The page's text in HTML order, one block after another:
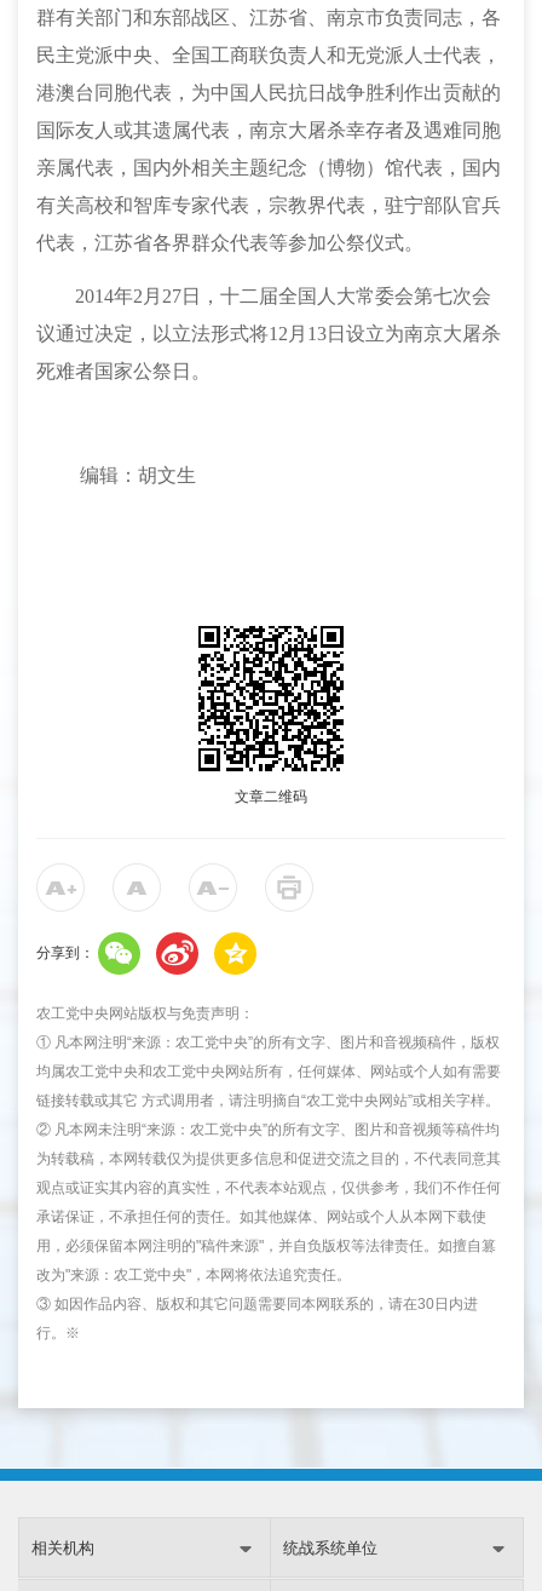
群有关部门和东部战区、江苏省、南京市负责同志，各
民主党派中央、全国工商联负责人和无党派人士代表，
港澳台同胞代表，为中国人民抗日战争胜利作出贡献的
国际友人或其遗属代表，南京大屠杀幸存者及遇难同胞
亲属代表，国内外相关主题纪念（博物）馆代表，国内
有关高校和智库专家代表，宗教界代表，驻宁部队官兵
代表，江苏省各界群众代表等参加公祭仪式。
2014年2月27日，十二届全国人大常委会第七次会
议通过决定，以立法形式将12月13日设立为南京大屠杀
死难者国家公祭日。
编辑：胡文生
文章二维码
分享到：
农工党中央网站版权与免责声明：
① 凡本网注明“来源：农工党中央”的所有文字、图片和音视频稿件，版权
均属农工党中央和农工党中央网站所有，任何媒体、网站或个人如有需要
链接转载或其它 方式调用者，请注明摘自“农工党中央网站”或相关字样。
② 凡本网未注明“来源：农工党中央”的所有文字、图片和音视频等稿件均
为转载稿，本网转载仅为提供更多信息和促进交流之目的，不代表同意其
观点或证实其内容的真实性，不代表本站观点，仅供参考，我们不作任何
承诺保证，不承担任何的责任。如其他媒体、网站或个人从本网下载使
用，必须保留本网注明的"稿件来源"，并自负版权等法律责任。如擅自篡
改为"来源：农工党中央"，本网将依法追究责任。
③ 如因作品内容、版权和其它问题需要同本网联系的，请在30日内进
行。※
相关机构 统战系统单位